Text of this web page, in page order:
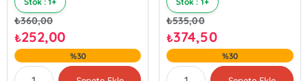
₺360,00
₺252,00
%30
₺535,00
₺374,50
%30